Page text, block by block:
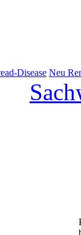
Disease Neu